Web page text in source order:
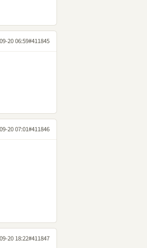
20 06:59#411845
20 07:01#411846
20 18:22#411847